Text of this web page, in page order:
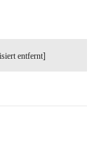
entfernt]